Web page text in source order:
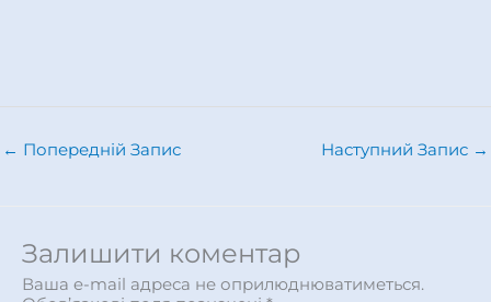
← Попередній Запис Наступний Запис →
Залишити коментар
Ваша e-mail адреса не оприлюднюватиметься.